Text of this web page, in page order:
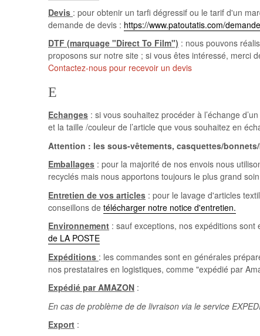
Devis : pour obtenir un tarfi dégressif ou le tarif d'un
demande de devis : https://www.patoutatis.com/
DTF (marquage "Direct To Film") : nous pouvons
proposons sur notre site ; si vous êtes intéressé, merci
Contactez-nous pour recevoir un devis
E
Echanges : si vous souhaitez procéder à l’échange
et la taille /couleur de l’article que vous souhaitez en
Attention : les sous-vêtements, casquettes/
Emballages : pour la majorité de nos envois nous
recyclés mais nous apportons toujours le plus grand
Entretien de vos articles : pour le lavage d'articles
conseillons de télécharger notre notice d'entretien.
Environnement : sauf exceptions, nos expéditions
de LA POSTE
Expéditions : les commandes sont en générales
nos prestataires en logistiques, comme "expédié par
Expédié par AMAZON :
En cas de problème de de livraison via le service
Export :